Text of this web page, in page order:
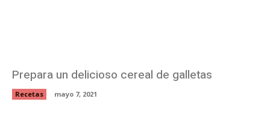
Prepara un delicioso cereal de galletas
Recetas mayo 7, 2021